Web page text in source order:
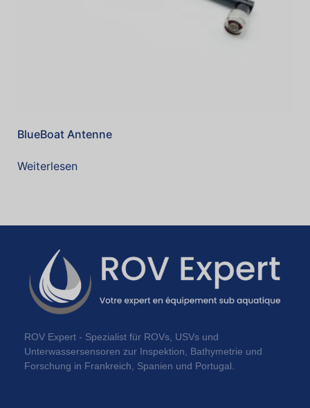
BlueBoat Antenne
Weiterlesen
ROV Expert - Spezialist für ROVs, USVs und
Unterwassersensoren zur Inspektion, Bathymetrie und
Forschung in Frankreich, Spanien und Portugal.